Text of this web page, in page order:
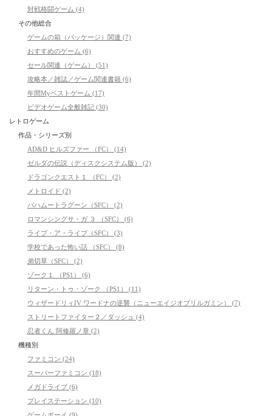
対戦格闘ゲーム (4)
その他総合
ゲームの箱（パッケージ）関連 (7)
おすすめのゲーム (6)
セール関連（ゲーム） (51)
攻略本／雑誌／ゲーム関連書籍 (6)
年間Myベストゲーム (17)
ビデオゲーム全般雑記 (30)
レトロゲーム
作品・シリーズ別
AD&D ヒルズファー （FC） (14)
ゼルダの伝説（ディスクシステム版） (2)
ドラゴンクエスト１ （FC） (2)
メトロイド (2)
バハムートラグーン（SFC） (2)
ロマンシングサ・ガ ３ （SFC） (6)
ライブ・ア・ライブ（SFC） (3)
学校であった怖い話 （SFC） (8)
弟切草（SFC） (2)
ゾーク１ （PS1） (6)
リターン・トゥ・ゾーク （PS1） (11)
ウィザードリィIV ワードナの逆襲（ニューエイジオブリルガミン） (7)
ストリートファイター２／ダッシュ (4)
忍者くん 阿修羅ノ章 (2)
機種別
ファミコン (24)
スーパーファミコン (18)
メガドライブ (6)
プレイステーション (10)